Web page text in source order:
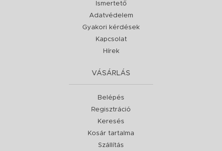
Ismertető
Adatvédelem
Gyakori kérdések
Kapcsolat
Hírek
VÁSÁRLÁS
Belépés
Regisztráció
Keresés
Kosár tartalma
Szállítás